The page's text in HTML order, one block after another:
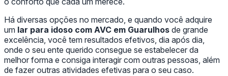
Há diversas opções no mercado, e quando você adquire
um lar para idoso com AVC em Guarulhos de grande
excelência, você tem resultados efetivos, dia após dia,
onde o seu ente querido consegue se estabelecer da
melhor forma e consiga interagir com outras pessoas, além
de fazer outras atividades efetivas para o seu caso.